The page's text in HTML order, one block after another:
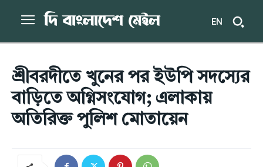
EN
শ্রীবরদীতে খুনের পর ইউপি সদস্যের
বাড়িতে অগ্নিসংযোগ; এলাকায়
অতিরিক্ত পুলিশ মোতায়েন